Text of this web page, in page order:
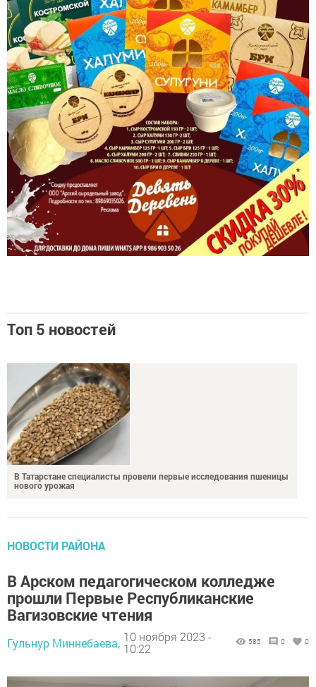
В Татарстане специалисты провели первые исследования пшеницы
нового урожая
прошли Первые Республиканские
Вагизовские чтения
10 ноября 2023 -
10:22